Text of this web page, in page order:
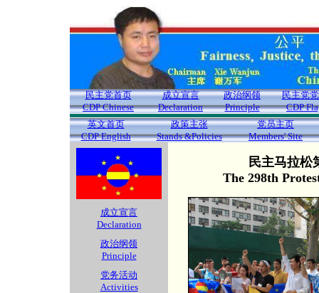
民主党首页
CDP Chinese
成立宣言
Declaration
政治纲领
Principle
民主党
CDP
英文首页
CDP English
政策主张
Stands &Policies
党员主页
Members' Site
成立宣言
Declaration
政治纲领
Principle
党务活动
Activities
民主马拉松
The 298th